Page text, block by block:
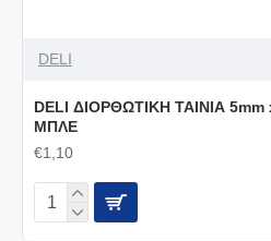
DELI
DELI ΔΙΟΡΘΩΤΙΚΗ ΤΑΙΝΙΑ
ΜΠΛΕ
€1,10